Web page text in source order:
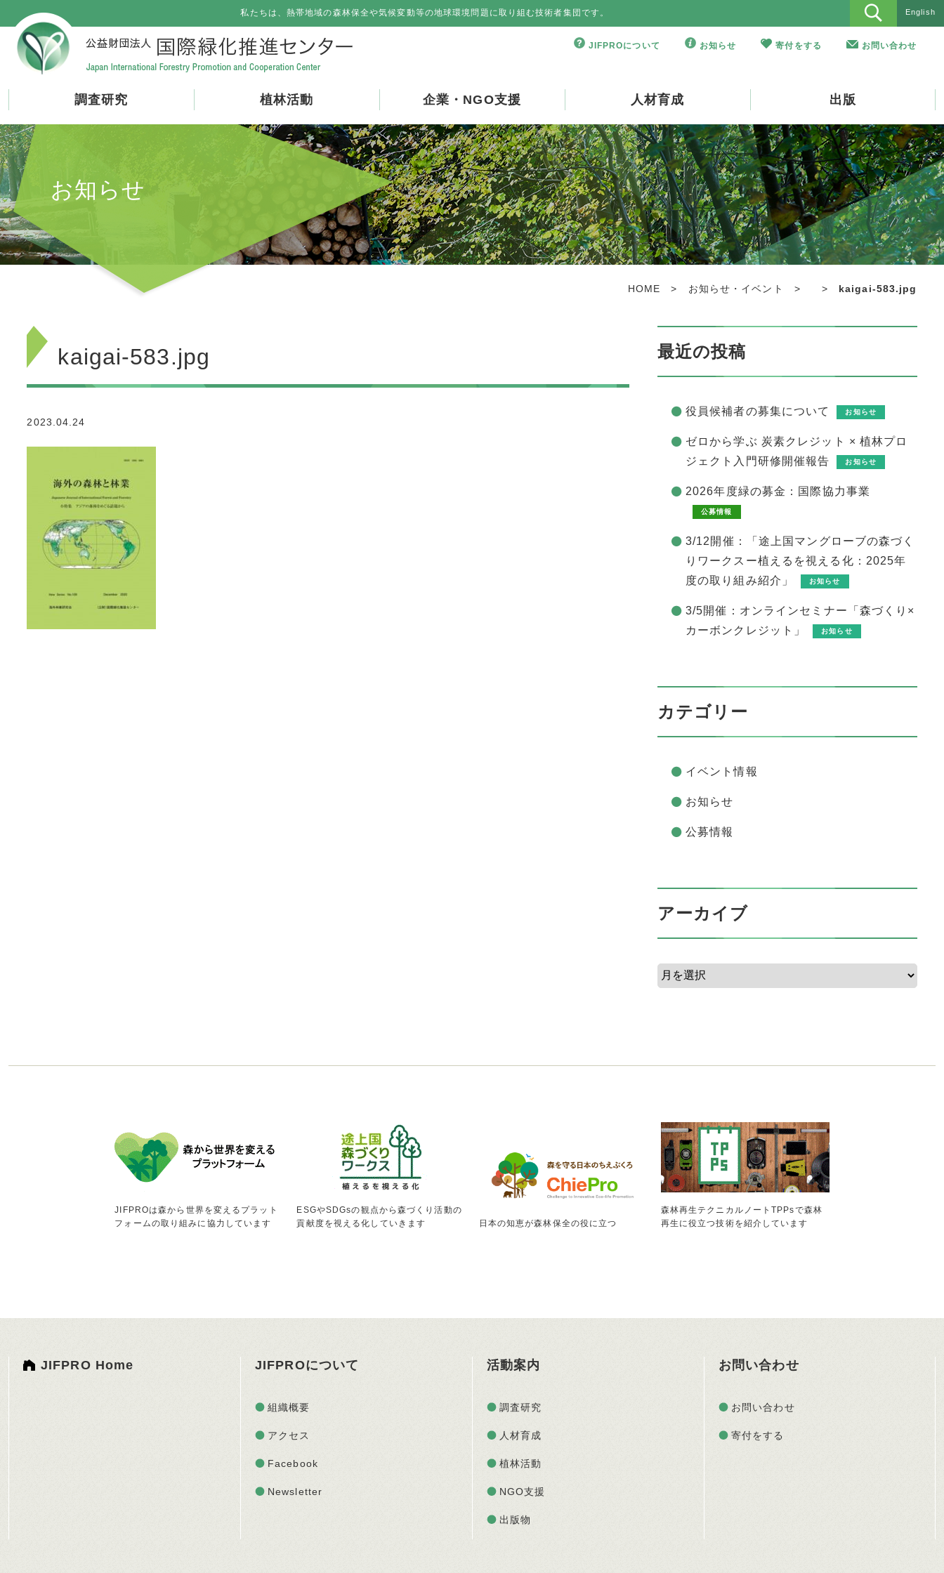
私たちは、熱帯地域の森林保全や気候変動等の地球環境問題に取り組む技術者集団です。 English
JIFPROについて お知らせ 寄付をする お問い合わせ
調査研究 植林活動 企業・NGO支援 人材育成 出版
お知らせ
HOME > お知らせ・イベント > > kaigai-583.jpg
kaigai-583.jpg
2023.04.24
最近の投稿
役員候補者の募集について お知らせ
ゼロから学ぶ 炭素クレジット × 植林プロ
ジェクト入門研修開催報告
お知らせ
2026年度緑の募金：国際協力事業
公募情報
3/12開催：「途上国マングローブの森づく
りワークスー植えるを視える化：2025年
度の取り組み紹介」
お知らせ
3/5開催：オンラインセミナー「森づくり×
カーボンクレジット」
お知らせ
カテゴリー
イベント情報
お知らせ
公募情報
アーカイブ
JIFPROは森から世界を変えるプラット
フォームの取り組みに協力しています
ESGやSDGsの観点から森づくり活動の
貢献度を視える化していきます
日本の知恵が森林保全の役に立つ
森林再生テクニカルノートTPPsで森林
再生に役立つ技術を紹介しています
JIFPRO Home JIFPROについて
組織概要
アクセス
Facebook
Newsletter
活動案内
調査研究
人材育成
植林活動
NGO支援
出版物
お問い合わせ
お問い合わせ
寄付をする